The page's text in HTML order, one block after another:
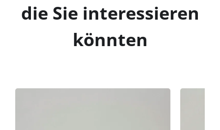
die Sie interessieren
könnten